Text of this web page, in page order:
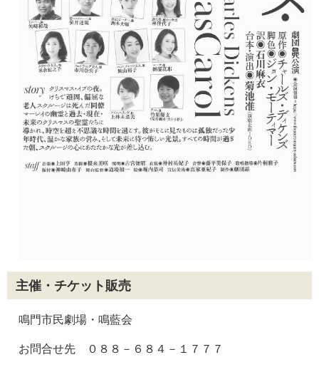
主催・チケット販売
鳴門市民劇場・鳴藍会
お問合せ先 ０８８－６８４－１７７７